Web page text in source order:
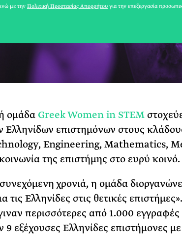
ομάδα Greek Women in STEM
Ελληνίδων επιστημόνων στους
Engineering, Mathematics,
της επιστήμης στο ευρύ κοινό.
χρονιά, η ομάδα
τις Ελληνίδες στις θετικές
περισσότερες από 1.000 εγγραφές
9 εξέχουσες Ελληνίδες επιστήμονες
με τηνΠολιτική Προστασίας Απορρήτου για την επεξεργασία